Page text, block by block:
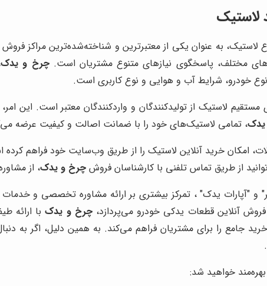
لاستیک
لاستیک، به عنوان یکی از معتبرترین و شناخته‌شده‌ترین مراکز
مختلف، پاسخگوی نیازهای متنوع مشتریان است.چرخ و یدک
خودرو، شرایط آب و هوایی و نوع کاربری است.
لاستیک از تولیدکنندگان و واردکنندگان معتبر است. این
، تمامی لاستیک‌های خود را با ضمانت اصالت و کیفیت عرضه
امکان خرید آنلاین لاستیک را از طریق وب‌سایت خود فراهم
از طریق تماس تلفنی با کارشناسان فروش چرخ و یدک، از
و "آپارات یدک" ، تمرکز بیشتری بر ارائه مشاوره تخصصی و
آنلاین قطعات یدکی خودرو می‌پردازد،چرخ و یدکبا ارائه
جامع را برای مشتریان فراهم می‌کند. به همین دلیل، اگر به
بهره‌مند خواهید شد: